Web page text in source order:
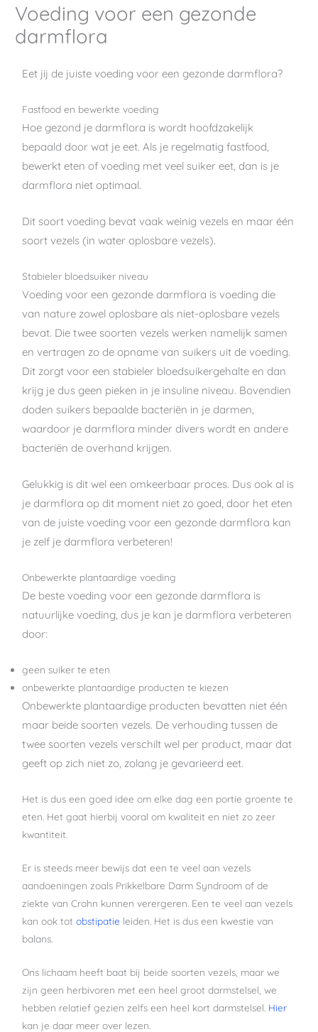
Voeding voor een gezonde
darmflora
Eet jij de juiste voeding voor een gezonde darmflora?
Fastfood en bewerkte voeding
Hoe gezond je darmflora is wordt hoofdzakelijk
bepaald door wat je eet. Als je regelmatig fastfood,
bewerkt eten of voeding met veel suiker eet, dan is je
darmflora niet optimaal.
Dit soort voeding bevat vaak weinig vezels en maar één
soort vezels (in water oplosbare vezels).
Stabieler bloedsuiker niveau
Voeding voor een gezonde darmflora is voeding die
van nature zowel oplosbare als niet-oplosbare vezels
bevat. Die twee soorten vezels werken namelijk samen
en vertragen zo de opname van suikers uit de voeding.
Dit zorgt voor een stabieler bloedsuikergehalte en dan
krijg je dus geen pieken in je insuline niveau. Bovendien
doden suikers bepaalde bacteriën in je darmen,
waardoor je darmflora minder divers wordt en andere
bacteriën de overhand krijgen.
Gelukkig is dit wel een omkeerbaar proces. Dus ook al is
je darmflora op dit moment niet zo goed, door het eten
van de juiste voeding voor een gezonde darmflora kan
je zelf je darmflora verbeteren!
Onbewerkte plantaardige voeding
De beste voeding voor een gezonde darmflora is
natuurlijke voeding, dus je kan je darmflora verbeteren
door:
geen suiker te eten
onbewerkte plantaardige producten te kiezen
Onbewerkte plantaardige producten bevatten niet één
maar beide soorten vezels. De verhouding tussen de
twee soorten vezels verschilt wel per product, maar dat
geeft op zich niet zo, zolang je gevarieerd eet.
Het is dus een goed idee om elke dag een portie groente te
eten. Het gaat hierbij vooral om kwaliteit en niet zo zeer
kwantiteit.
Er is steeds meer bewijs dat een te veel aan vezels
aandoeningen zoals Prikkelbare Darm Syndroom of de
ziekte van Crohn kunnen verergeren. Een te veel aan vezels
kan ook totobstipatie leiden. Het is dus een kwestie van
balans.
Ons lichaam heeft baat bij beide soorten vezels, maar we
zijn geen herbivoren met een heel groot darmstelsel, we
hebben relatief gezien zelfs een heel kort darmstelsel. Hier
kan je daar meer over lezen.